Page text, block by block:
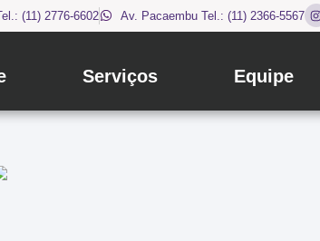
(11) 2776-6602 Av. Pacaembu Tel.: (11) 2366-5567
Serviços Equipe